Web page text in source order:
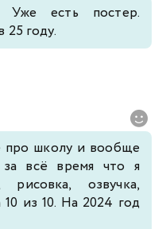
есть постер.
25 году.
про школу и вообще
всё время что я
озвучка,
из 10. На 2024 год